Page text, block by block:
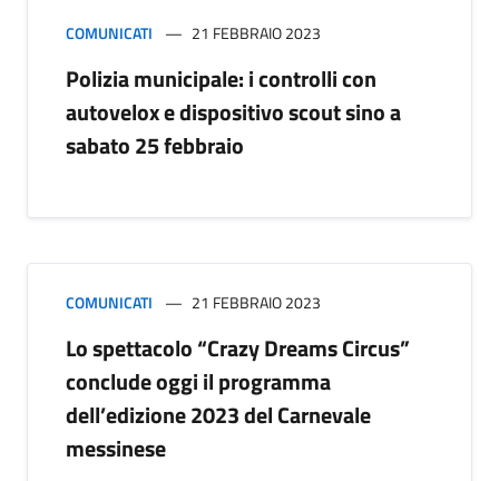
COMUNICATI 21 FEBBRAIO 2023
Polizia municipale: i controlli con
autovelox e dispositivo scout sino a
sabato 25 febbraio
COMUNICATI 21 FEBBRAIO 2023
Lo spettacolo “Crazy Dreams Circus”
conclude oggi il programma
dell’edizione 2023 del Carnevale
messinese